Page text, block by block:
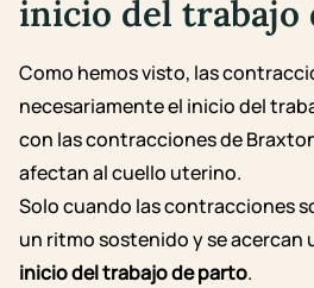
inicio del trabajo
Como hemos visto, las
necesariamente el inicio del
con las contracciones de
afectan al cuello uterino.
Solo cuando las contracciones
un ritmo sostenido y se acercan
inicio del trabajo de parto.